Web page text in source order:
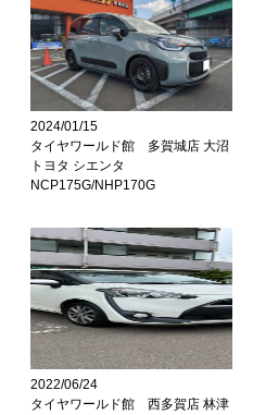
2024/01/15
タイヤワールド館 多賀城店 大沼
トヨタ シエンタ
NCP175G/NHP170G
2022/06/24
タイヤワールド館 西多賀店 林津